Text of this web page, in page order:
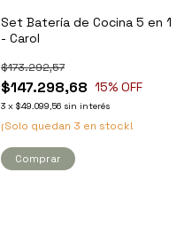
Set Batería de Cocina 5 en 1
- Carol
$147.298,68
$173.292,57
15% OFF
3 x $49.099,56 sin interés
¡Solo quedan 3 en stock!
Comprar